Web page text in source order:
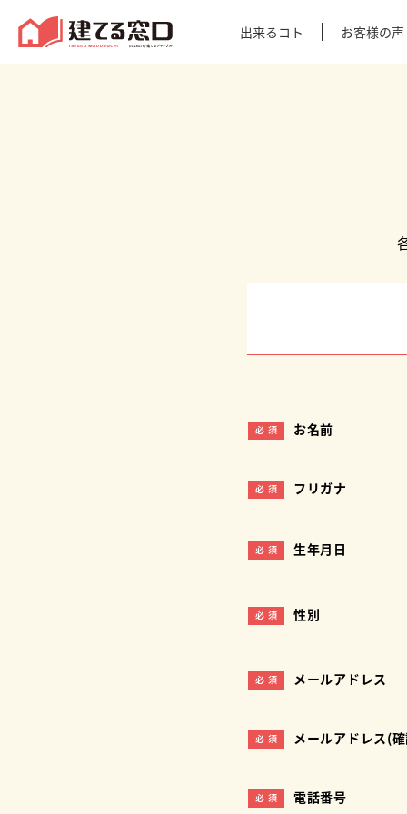
建てる窓口出来るコト お客様の声
必 須 お名前
必 須 フリガナ
必 須 生年月日
必 須 性別
必 須 メールアドレス
必 須 メールアドレス(
必 須 電話番号